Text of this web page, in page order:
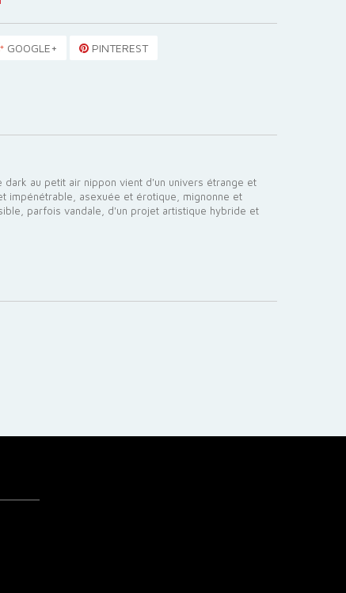
GOOGLE+ PINTEREST
au petit air nippon vient d'un univers étrange et
impénétrable, asexuée et érotique, mignonne et
parfois vandale, d'un projet artistique hybride et